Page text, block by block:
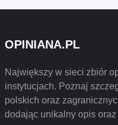
OPINIANA.PL
Największy w sieci zbiór
instytucjach. Poznaj
polskich oraz
dodając unikalny opis